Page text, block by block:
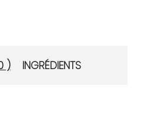
) INGRÉDIENTS